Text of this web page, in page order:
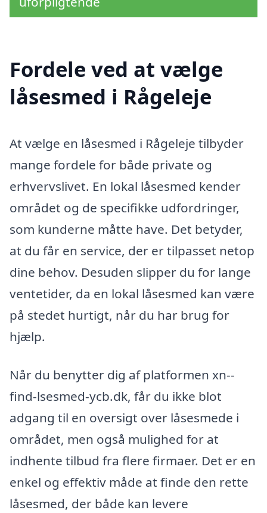
Fordele ved at vælge
låsesmed i Rågeleje
At vælge en låsesmed i Rågeleje tilbyder
mange fordele for både private og
erhvervslivet. En lokal låsesmed kender
området og de specifikke udfordringer,
som kunderne måtte have. Det betyder,
at du får en service, der er tilpasset netop
dine behov. Desuden slipper du for lange
ventetider, da en lokal låsesmed kan være
på stedet hurtigt, når du har brug for
hjælp.
Når du benytter dig af platformen xn--
find-lsesmed-ycb.dk, får du ikke blot
adgang til en oversigt over låsesmede i
området, men også mulighed for at
indhente tilbud fra flere firmaer. Det er en
enkel og effektiv måde at finde den rette
låsesmed, der både kan levere